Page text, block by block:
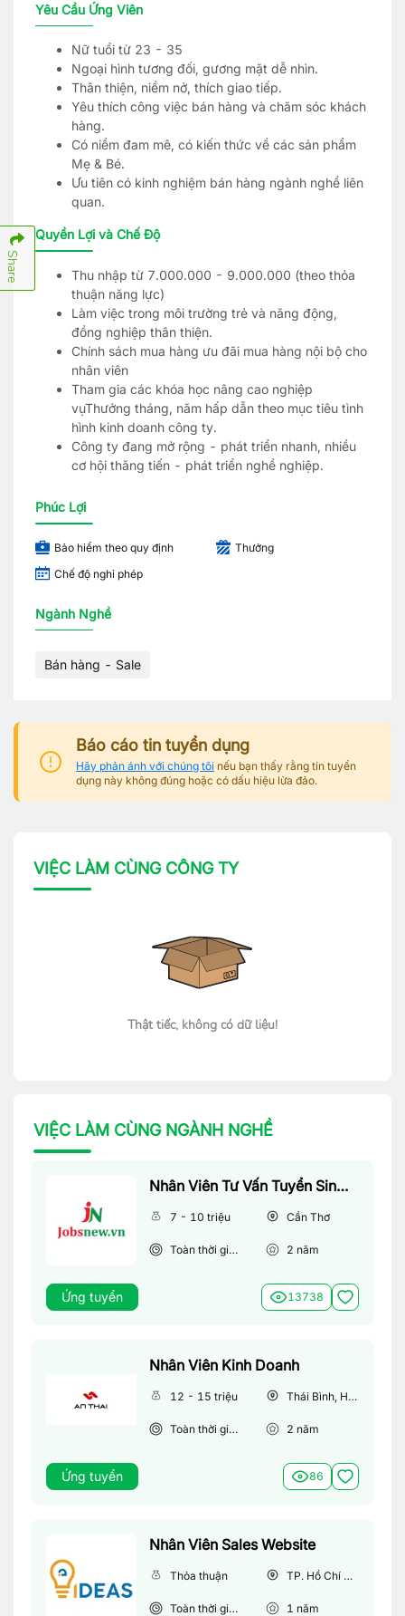
Yêu Cầu Ứng Viên
Nữ tuổi từ 23 - 35
Ngoại hình tương đối, gương mặt dễ nhìn.
Thân thiện, niềm nở, thích giao tiếp.
Yêu thích công việc bán hàng và chăm sóc khách
hàng.
Có niềm đam mê, có kiến thức về các sản phẩm
Mẹ & Bé.
Ưu tiên có kinh nghiệm bán hàng ngành nghề liên
quan.
Quyền Lợi và Chế Độ
Thu nhập từ 7.000.000 - 9.000.000 (theo thỏa
thuận năng lực)
Làm việc trong môi trường trẻ và năng động,
đồng nghiệp thân thiện.
Chính sách mua hàng ưu đãi mua hàng nội bộ cho
nhân viên
Tham gia các khóa học nâng cao nghiệp
vụThưởng tháng, năm hấp dẫn theo mục tiêu tình
hình kinh doanh công ty.
Công ty đang mở rộng - phát triển nhanh, nhiều
cơ hội thăng tiến - phát triển nghề nghiệp.
Phúc Lợi
Bảo hiểm theo quy định
Thưởng
Chế độ nghỉ phép
Ngành Nghề
Bán hàng - Sale
Báo cáo tin tuyển dụng
Hãy phản ánh với chúng tôi nếu bạn thấy rằng tin tuyển
dụng này không đúng hoặc có dấu hiệu lừa đảo.
VIỆC LÀM CÙNG CÔNG TY
Thật tiếc, không có dữ liệu!
VIỆC LÀM CÙNG NGÀNH NGHỀ
Nhân Viên Tư Vấn Tuyển Sinh (Làm Việc Tại Văn Phòng)
7 - 10 triệu Cần Thơ
Toàn thời gian 2 năm
Ứng tuyển 13738
Nhân Viên Kinh Doanh
12 - 15 triệu Thái Bình, Hà Nội
Toàn thời gian 2 năm
Ứng tuyển 86
Nhân Viên Sales Website
Thỏa thuận TP. Hồ Chí Minh
Toàn thời gian 1 năm
Share